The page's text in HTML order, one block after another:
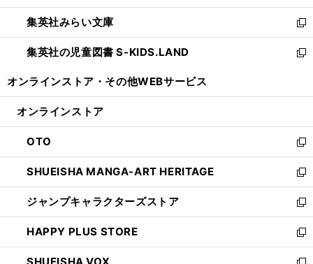
開
く
ウ
で
開
く
ン
ド
ウ
で
ウ
ィ
ン
ド
開
集英社みらい文庫
新
し
い
ン
ウ
で
開
く
集英社の児童図書 S-KIDS.LAND
新
ウ
ン
ド
ウ
で
開
く
オンラインストア・ その他WEBサービス
オンラインストア
OTO
新
し
い
ウ
ィ
ン
ド
ウ
SHUEISHA MANGA-ART HERITAGE
新
し
い
ウ
ィ
ン
ジャンプキャラクターズストア
新
し
い
ウ
HAPPY PLUS STORE
新
し